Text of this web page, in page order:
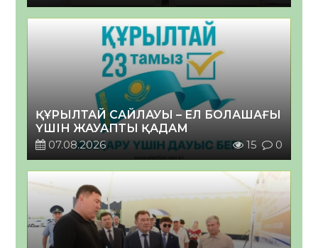
ҚҰРЫЛТАЙ САЙЛАУЫ – ЕЛ БОЛАШАҒЫ
ҮШІН ЖАУАПТЫ ҚАДАМ
07.08.2026
15 0